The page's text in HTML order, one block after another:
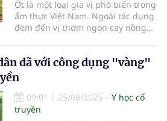
Ớt là một loại gia vị phổ biến trong
ẩm thực Việt Nam. Ngoài tác dụng
đem đến vị thơm ngon cay nồng
thuốc quý trong y học cổ truyền.
dã với công dụng "vàng"
09:01 | 25/08/2025
Y học cổ
truyền